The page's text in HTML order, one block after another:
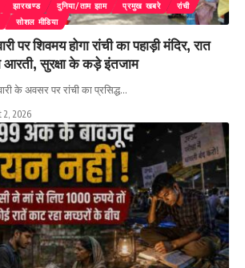
झारखण्ड दुनिया/ताम झाम प्रमुख खबरे
रांची
सोशल मीडिया
पर शिवमय होगा रांची का पहाड़ी मंदिर, रात
आरती, सुरक्षा के कड़े इंतजाम
के अवसर पर रांची का प्रसिद्ध…
2, 2026